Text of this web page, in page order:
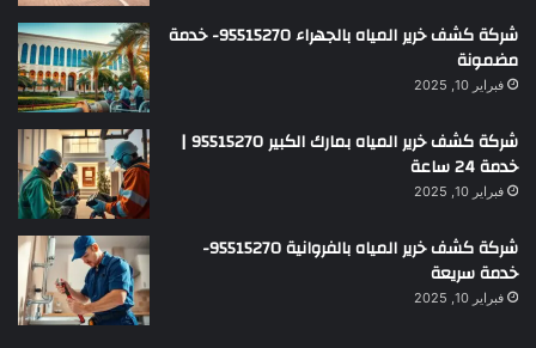
شركة كشف خرير المياه بالجهراء 95515270- خدمة
مضمونة
فبراير 10, 2025
شركة كشف خرير المياه بمارك الكبير 95515270 |
خدمة 24 ساعة
فبراير 10, 2025
شركة كشف خرير المياه بالفروانية 95515270-
خدمة سريعة
فبراير 10, 2025